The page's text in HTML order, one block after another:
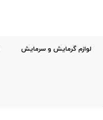
لوازم گرمایش و سرمایش